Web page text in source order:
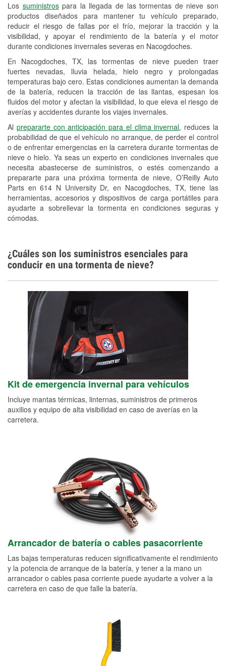
Los suministrospara la llegada de las tormentas de nieve son
productos diseñados para mantener tu vehículo preparado,
reducir el riesgo de fallas por el frío, mejorar la tracción y la
visibilidad, y apoyar el rendimiento de la batería y el motor
durante condiciones invernales severas en Nacogdoches.
En Nacogdoches, TX, las tormentas de nieve pueden traer
fuertes nevadas, lluvia helada, hielo negro y prolongadas
temperaturas bajo cero. Estas condiciones aumentan la demanda
de la batería, reducen la tracción de las llantas, espesan los
fluidos del motor y afectan la visibilidad, lo que eleva el riesgo de
averías y accidentes durante los viajes invernales.
Al prepararte con anticipación para el clima invernal, reduces la
probabilidad de que el vehículo no arranque, de perder el control
o de enfrentar emergencias en la carretera durante tormentas de
nieve o hielo. Ya seas un experto en condiciones invernales que
necesita abastecerse de suministros, o estés comenzando a
prepararte para una próxima tormenta de nieve, O’Reilly Auto
Parts en 614 N University Dr, en Nacogdoches, TX, tiene las
herramientas, accesorios y dispositivos de carga portátiles para
ayudarte a sobrellevar la tormenta en condiciones seguras y
cómodas.
Reciclaje de baterías y aceite
Instalación de bombillas de faros
Instalación de limpiaparabrisas
Programa de Préstamo de
Herramientas
Mezcla de pinturas
Rectificación de tambores y discos de
freno
Mangueras hidráulicas a la medida
Hurricane Supplies
Snowstorm Supplies
Tornado Supplies
¿Cuáles son los suministros esenciales para
conducir en una tormenta de nieve?
Kit de emergencia invernal para vehículos
Incluye mantas térmicas, linternas, suministros de primeros
auxilios y equipo de alta visibilidad en caso de averías en la
carretera.
Arrancador de batería o cables pasacorriente
Las bajas temperaturas reducen significativamente el rendimiento
y la potencia de arranque de la batería, y tener a la mano un
arrancador o cables pasa corriente puede ayudarte a volver a la
carretera en caso de que falle la batería.